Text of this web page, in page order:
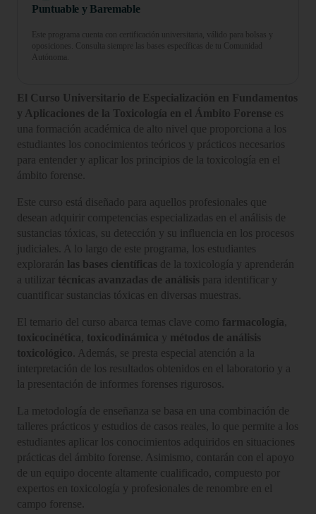
Puntuable y Baremable
Este programa cuenta con certificación universitaria, válido para bolsas y
oposiciones. Consulta siempre las bases específicas de tu Comunidad
Autónoma.
El Curso Universitario de Especialización en Fundamentos
y Aplicaciones de la Toxicología en el Ámbito Forense es
una formación académica de alto nivel que proporciona a los
estudiantes los conocimientos teóricos y prácticos necesarios
para entender y aplicar los principios de la toxicología en el
ámbito forense.
Este curso está diseñado para aquellos profesionales que
desean adquirir competencias especializadas en el análisis de
sustancias tóxicas, su detección y su influencia en los procesos
judiciales. A lo largo de este programa, los estudiantes
explorarán las bases científicas de la toxicología y aprenderán
a utilizar técnicas avanzadas de análisis para identificar y
cuantificar sustancias tóxicas en diversas muestras.
El temario del curso abarca temas clave como farmacología
toxicocinética toxicodinámica y métodos de análisis
toxicológico . Además, se presta especial atención a la
interpretación de los resultados obtenidos en el laboratorio y a
la presentación de informes forenses rigurosos.
La metodología de enseñanza se basa en una combinación de
talleres prácticos y estudios de casos reales, lo que permite a los
estudiantes aplicar los conocimientos adquiridos en situaciones
prácticas del ámbito forense. Asimismo, contarán con el apoyo
de un equipo docente altamente cualificado, compuesto por
expertos en toxicología y profesionales de renombre en el
campo forense.